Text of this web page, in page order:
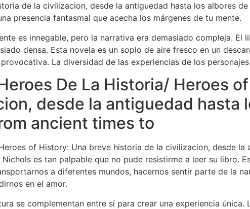
de la civilizacion, desde la antiguedad hasta los albores
presencia fantasmal que acecha los márgenes de tu mente.
es innegable, pero la narrativa era demasiado compleja. El
densa. Esta novela es un soplo de aire fresco en un
La diversidad de las experiencias de los
De La Historia/ Heroes
desde la antiguedad hasta
ancient times to
of History: Una breve historia de la civilizacion, desde
es tan palpable que no pude resistirme a leer su libro.
a diferentes mundos, hacernos sentir parte de la
en el amor.
se complementan entre sí para crear una experiencia